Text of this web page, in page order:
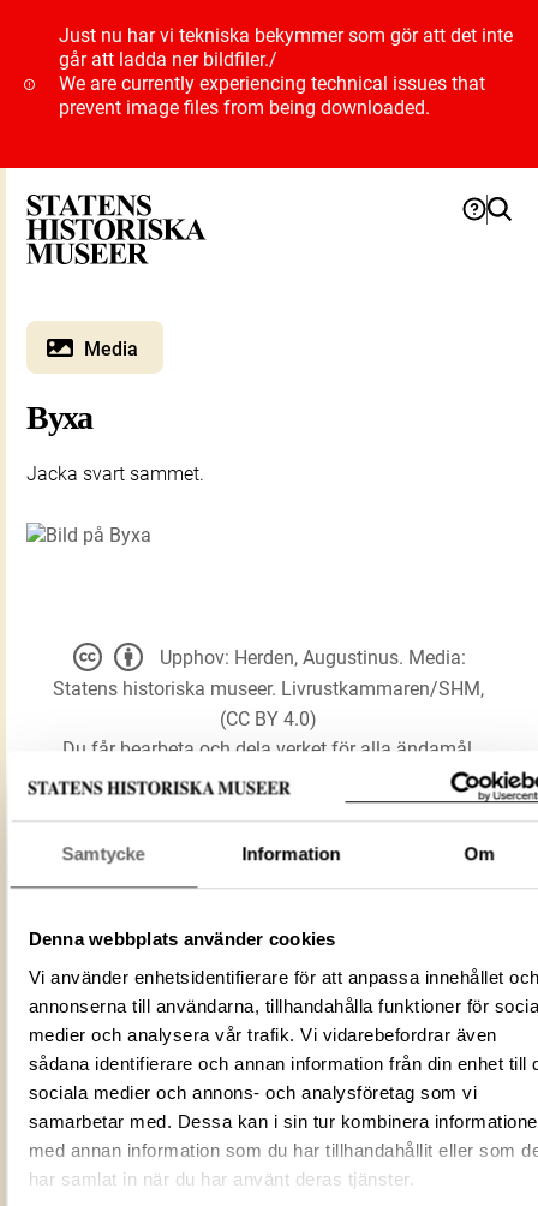
Samtycke Information Om
Denna webbplats använder cookies
Vi använder enhetsidentifierare för att anpassa innehållet och
annonserna till användarna, tillhandahålla funktioner för
medier och analysera vår trafik. Vi vidarebefordrar även
sådana identifierare och annan information från din enhet till
sociala medier och annons- och analysföretag som vi
samarbetar med. Dessa kan i sin tur kombinera
med annan information som du har tillhandahållit eller som
har samlat in när du har använt deras tjänster.
Just nu har vi tekniska bekymmer som gör att det inte
går att ladda ner bildfiler./
We are currently experiencing technical issues that
prevent image files from being downloaded.
Media
Byxa
Jacka svart sammet.
Förmålsbenämning
Byxa
Föremålsnummer
25556_LRK
Mediatyp
image/jpeg
ID‑nummer
B9894571-AFCB-4163-AF3D-
Alternativt ID
T 1442
Fotograf
Statens historiska museer
Du får bearbeta och dela verket
Upphov: Herden, Augustinus. Media:
Statens historiska museer. Livrustkammaren/SHM,
(CC BY 4.0)
Du får bearbeta och dela verket för alla ändamål,
även kommersiella, så länge du anger
upphovsperson och licensgivare.
LADDA NER MEDIA